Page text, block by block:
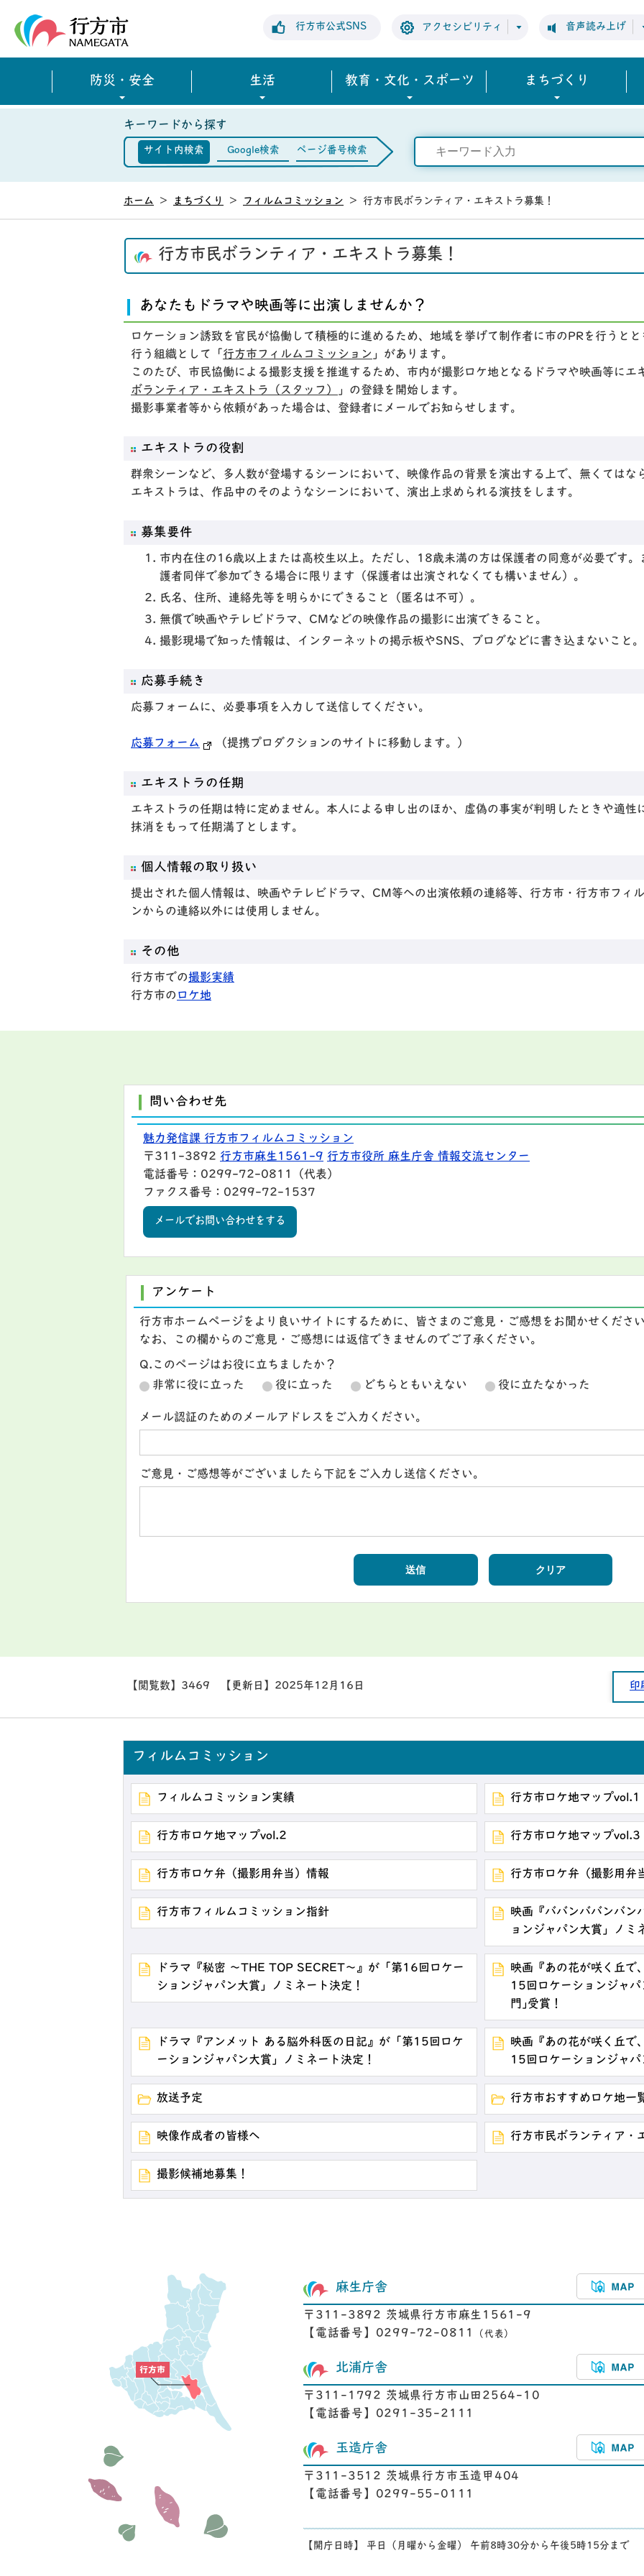
行方市公式SNS アクセシビリティ 音声読み上げ
防災・安全 生活 教育・文化・スポーツ まちづくり
キーワードから探す
サイト内検索 Google検索 ページ番号検索
ホーム > まちづくり > フィルムコミッション > 行方市民ボランティア・エキストラ募集！
行方市民ボランティア・エキストラ募集！
あなたもドラマや映画等に出演しませんか？
ロケーション誘致を官民が協働して積極的に進めるため、地域を挙げて制作者に市のPRを行うと
行う組織として「 行方市フィルムコミッション 」があります。
このたび、市民協働による撮影支援を推進するため、市内が撮影ロケ地となるドラマや映画等にエ
ボランティア・エキストラ（スタッフ）
」の登録を開始します。
撮影事業者等から依頼があった場合は、登録者にメールでお知らせします。
エキストラの役割
群衆シーンなど、多人数が登場するシーンにおいて、映像作品の背景を演出する上で、無くてはな
エキストラは、作品中のそのようなシーンにおいて、演出上求められる演技をします。
募集要件
市内在住の16歳以上または高校生以上。ただし、18歳未満の方は保護者の同意が必要です
護者同伴で参加できる場合に限ります（保護者は出演されなくても構いません）。
氏名、住所、連絡先等を明らかにできること（匿名は不可）。
無償で映画やテレビドラマ、CMなどの映像作品の撮影に出演できること。
撮影現場で知った情報は、インターネットの掲示板やSNS、ブログなどに書き込まないこと。
応募手続き
応募フォームに、必要事項を入力して送信してください。
応募フォーム （提携プロダクションのサイトに移動します。）
エキストラの任期
エキストラの任期は特に定めません。本人による申し出のほか、虚偽の事実が判明したときや適性
抹消をもって任期満了とします。
個人情報の取り扱い
提出された個人情報は、映画やテレビドラマ、CM等への出演依頼の連絡等、行方市・行方市フィ
ンからの連絡以外には使用しません。
その他
行方市での撮影実績
行方市の ロケ地
問い合わせ先
魅力発信課 行方市フィルムコミッション
〒311-3892 行方市麻生1561-9 行方市役所 麻生庁舎 情報交流センター
電話番号：0299-72-0811（代表）
ファクス番号：0299-72-1537
メールでお問い合わせをする
アンケート
行方市ホームページをより良いサイトにするために、皆さまのご意見・ご感想をお聞かせくださ
なお、この欄からのご意見・ご感想には返信できませんのでご了承ください。
Q.このページはお役に立ちましたか？
非常に役に立った
役に立った どちらともいえない 役に立たなかった
メール認証のためのメールアドレスをご入力ください。
ご意見・ご感想等がございましたら下記をご入力し送信ください。
【閲覧数】 3469 【更新日】 2025年12月16日 印
フィルムコミッション
フィルムコミッション実績 行方市ロケ地マップvol.1
行方市ロケ地マップvol.2 行方市ロケ地マップvol.3
行方市ロケ弁（撮影用弁当）情報 行方市ロケ弁（撮影用弁
行方市フィルムコミッション指針
映画『ババンババンバン
ョンジャパン大賞」ノミ
ドラマ『秘密 ～THE TOP SECRET～』が「第16回ロケー
ションジャパン大賞」ノミネート決定！
映画『あの花が咲く丘で
15回ロケーションジャ
門｣受賞！
ドラマ『アンメット ある脳外科医の日記』が「第15回ロケ
ーションジャパン大賞」ノミネート決定！
映画『あの花が咲く丘で
15回ロケーションジャ
放送予定 行方市おすすめロケ地一
映像作成者の皆様へ 行方市民ボランティア・
撮影候補地募集！
麻生庁舎
〒311-3892 茨城県行方市麻生1561-9
【電話番号】0299-72-0811
（代表）
北浦庁舎
〒311-1792 茨城県行方市山田2564-10
【電話番号】0291-35-2111
玉造庁舎
〒311-3512 茨城県行方市玉造甲404
【電話番号】0299-55-0111
【開庁日時】 平日（月曜から金曜） 午前8時30分から午後5時15分まで